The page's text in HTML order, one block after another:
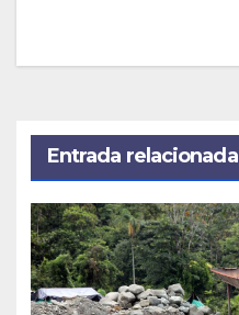
Entrada relacionada